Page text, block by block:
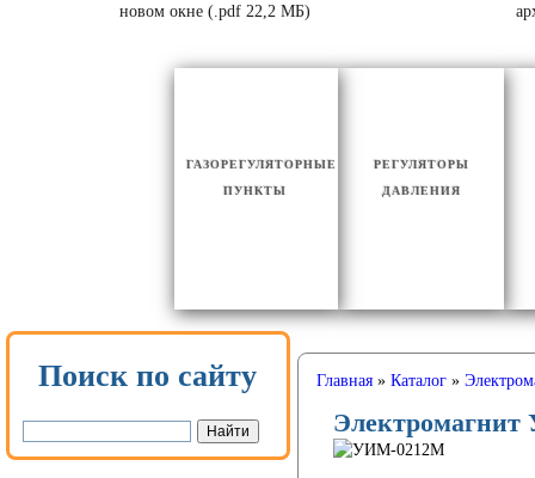
новом окне (.pdf 22,2 МБ)
РЕГУЛЯТОРЫ
ДАВЛЕНИЯ
ГАЗОРЕГУЛЯТОРНЫЕ
ПУНКТЫ
Поиск по сайту Главная» Каталог»